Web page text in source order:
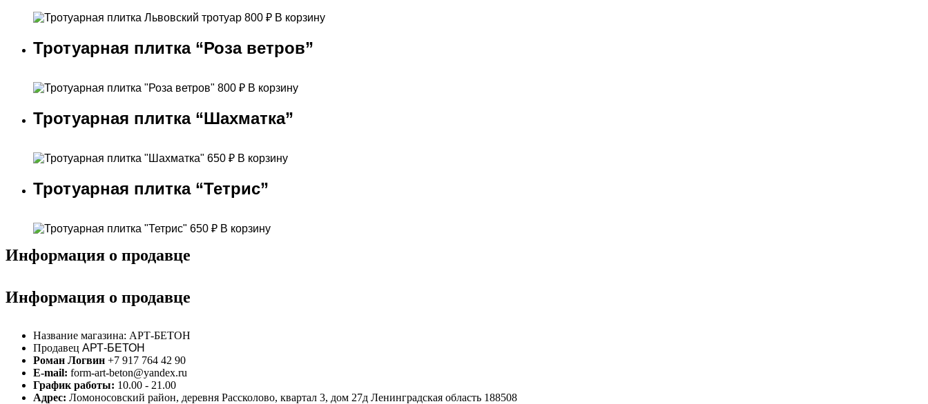
800 ₽ В корзину
Тротуарная плитка “Роза ветров”
800 ₽ В корзину
Тротуарная плитка “Шахматка”
650 ₽ В корзину
Тротуарная плитка “Тетрис”
650 ₽ В корзину
Информация о продавце
Информация о продавце
Название магазина: АРТ-БЕТОН
Продавец АРТ-БЕТОН
Роман Логвин +7 917 764 42 90
E-mail: form-art-beton@yandex.ru
График работы: 10.00 - 21.00
Адрес: Ломоносовский район, деревня Рассколово, квартал 3, дом 27д Ленинградская область 188508